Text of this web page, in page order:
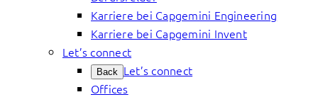
Karriere bei Capgemini Engineering
Karriere bei Capgemini Invent
Let’s connect
Back Let’s connect
Offices